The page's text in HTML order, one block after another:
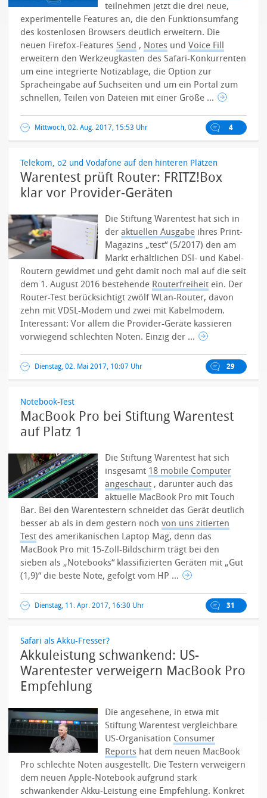
teilnehmen jetzt die drei neue,
experimentelle Features an, die den Funktionsumfang
des kostenlosen Browsers deutlich erweitern. Die
neuen Firefox-FeaturesSend , Notes undVoice Fill
erweitern den Werkzeugkasten des Safari-Konkurrenten
um eine integrierte Notizablage, die Option zur
Spracheingabe auf Suchseiten und um ein Portal zum
schnellen, Teilen von Dateien mit einer Größe ...
Mittwoch, 02. Aug. 2017, 15:53 Uhr 4
Telekom, o2 und Vodafone auf den hinteren Plätzen
Warentest prüft Router: FRITZ!Box
klar vor Provider-Geräten
Die Stiftung Warentest hat sich in
deraktuellen Ausgabe ihres Print-
Magazins „test“ (5/2017) den am
Markt erhältlichen DSl- und Kabel-
Routern gewidmet und geht damit noch mal auf die seit
dem 1. August 2016 bestehende Routerfreiheit ein. Der
Router-Test berücksichtigt zwölf WLan-Router, davon
zehn mit VDSL-Modem und zwei mit Kabelmodem.
Interessant: Vor allem die Provider-Geräte kassieren
vorwiegend schlechten Noten. Einzig der ...
Dienstag, 02. Mai 2017, 10:07 Uhr 29
Notebook-Test
MacBook Pro bei Stiftung Warentest
auf Platz 1
Die Stiftung Warentest hat sich
insgesamt 18 mobile Computer
angeschaut , darunter auch das
aktuelle MacBook Pro mit Touch
Bar. Bei den Warentestern schneidet das Gerät deutlich
besser ab als in dem gestern nochvon uns zitierten
Test des amerikanischen Laptop Mag, denn das
MacBook Pro mit 15-Zoll-Bildschirm trägt bei den
sieben als „Notebooks“ klassifizierten Geräten mit „Gut
(1,9)“ die beste Note, gefolgt vom HP ...
Dienstag, 11. Apr. 2017, 16:30 Uhr 31
Safari als Akku-Fresser?
Akkuleistung schwankend: US-
Warentester verweigern MacBook Pro
Empfehlung
Die angesehene, in etwa mit
Stiftung Warentest vergleichbare
US-Organisation Consumer
Reports hat dem neuen MacBook
Pro schlechte Noten ausgestellt. Die Testern verweigern
dem neuen Apple-Notebook aufgrund stark
schwankender Akku-Leistung eine Empfehlung. Konkret